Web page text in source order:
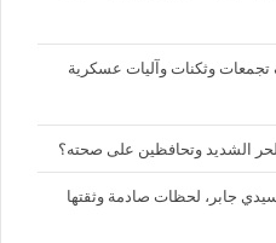
تجمعات وثكنات وآليات عسكرية
الشديد وتحافظين على صحته؟
جابر، لحظات صادمة وثقتها